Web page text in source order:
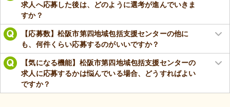
求人へ応募した後は、どのように選考が進んでいきま
すか？
【応募数】松阪市第四地域包括支援センターの他に
も、何件くらい応募するのがいいですか？
【気になる機能】松阪市第四地域包括支援センターの
求人に応募するかは悩んでいる場合、どうすればよい
ですか？